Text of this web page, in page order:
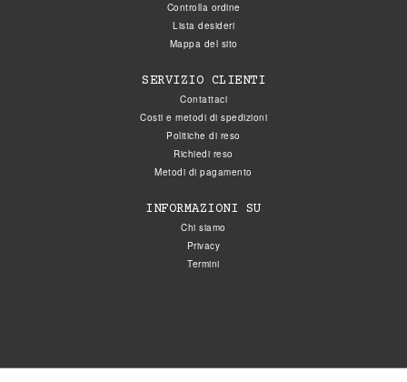
Controlla ordine
Lista desideri
Mappa del sito
SERVIZIO CLIENTI
Contattaci
Costi e metodi di spedizioni
Politiche di reso
Richiedi reso
Metodi di pagamento
INFORMAZIONI SU
Chi siamo
Privacy
Termini